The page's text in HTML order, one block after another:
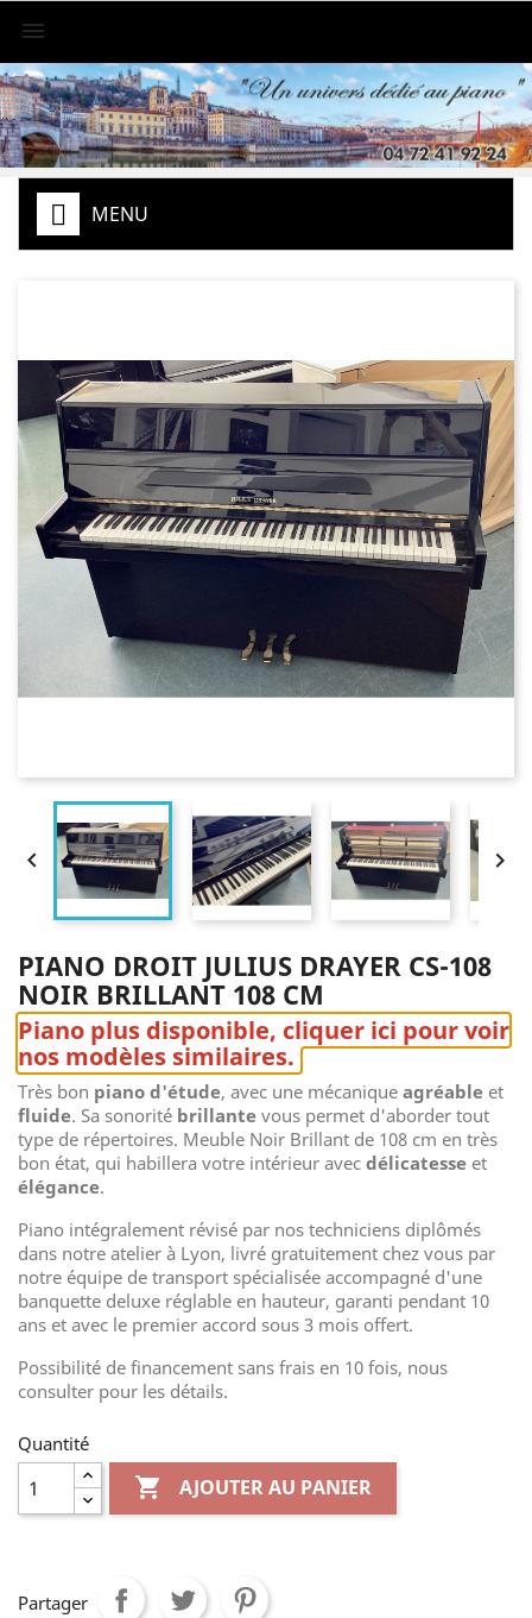

MENU
 
PIANO DROIT JULIUS DRAYER CS-108
NOIR BRILLANT 108 CM
Piano plus disponible, cliquer ici pour voir
nos modèles similaires.
Très bon piano d'étude, avec une mécanique agréable et
fluide. Sa sonorité brillante vous permet d'aborder tout
type de répertoires. Meuble Noir Brillant de 108 cm en très
bon état, qui habillera votre intérieur avec délicatesse et
élégance.
Piano intégralement révisé par nos techniciens diplômés
dans notre atelier à Lyon, livré gratuitement chez vous par
notre équipe de transport spécialisée accompagné d'une
banquette deluxe réglable en hauteur, garanti pendant 10
ans et avec le premier accord sous 3 mois offert.
Possibilité de financement sans frais en 10 fois, nous
consulter pour les détails.
Quantité
 AJOUTER AU PANIER
Partager